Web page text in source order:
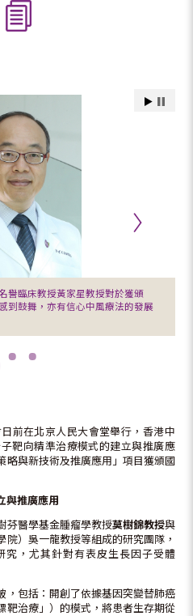
譽臨床教授黃家星教授對於獲頒
到鼓舞，亦有信心中風療法的發展
前在北京人民大會堂舉行，香港中
靶向精準治療模式的建立與推廣應
略與新技術及推廣應用」項目獲頒國
與推廣應用
芬醫學基金腫瘤學教授莫樹錦教授與
）吳一龍教授等組成的研究團隊，
究，尤其針對有表皮生長因子受體
，包括：開創了依據基因突變替肺癌
靶治療」）的模式，將患者生存期從